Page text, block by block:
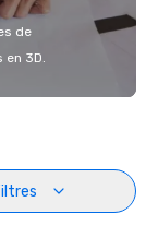
de
en 3D.